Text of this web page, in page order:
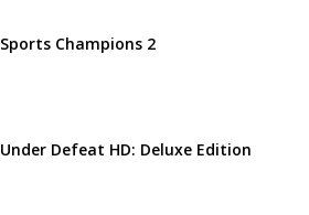
Sports Champions 2
Under Defeat HD: Deluxe Edition